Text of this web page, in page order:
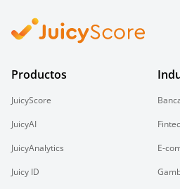
Productos
JuicyScore
JuicyAI
JuicyAnalytics
Juicy ID
E-